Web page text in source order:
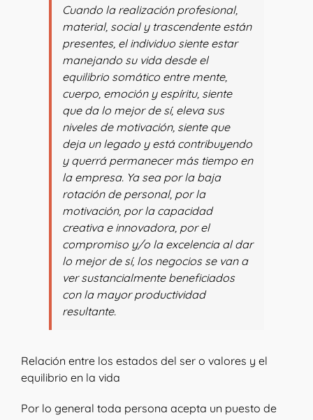
Cuando la realización profesional,
material, social y trascendente están
presentes, el individuo siente estar
manejando su vida desde el
equilibrio somático entre mente,
cuerpo, emoción y espíritu, siente
que da lo mejor de sí, eleva sus
niveles de motivación, siente que
deja un legado y está contribuyendo
y querrá permanecer más tiempo en
la empresa. Ya sea por la baja
rotación de personal, por la
motivación, por la capacidad
creativa e innovadora, por el
compromiso y/o la excelencia al dar
lo mejor de sí, los negocios se van a
ver sustancialmente beneficiados
con la mayor productividad
resultante.
Relación entre los estados del ser o valores y el
equilibrio en la vida
Por lo general toda persona acepta un puesto de